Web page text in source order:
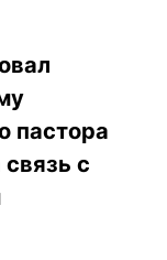
пастора
с